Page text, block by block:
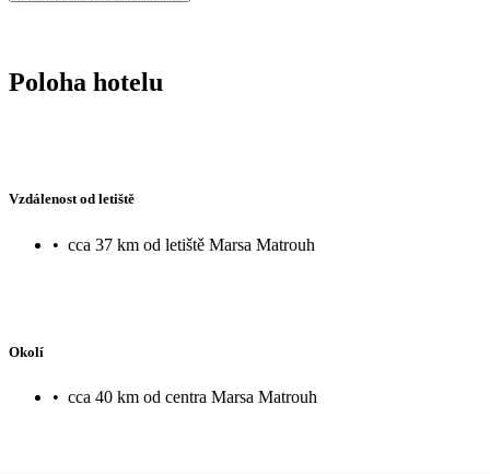
Poloha hotelu
Vzdálenost od letiště
• cca 37 km od letiště Marsa Matrouh
Okolí
• cca 40 km od centra Marsa Matrouh